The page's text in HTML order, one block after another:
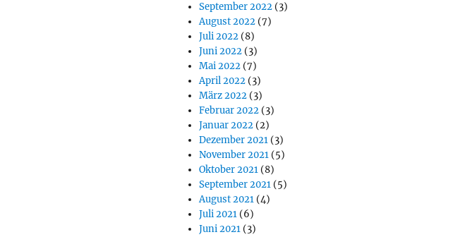
September 2022 (3)
August 2022 (7)
Juli 2022 (8)
Juni 2022 (3)
Mai 2022 (7)
April 2022 (3)
März 2022 (3)
Februar 2022 (3)
Januar 2022 (2)
Dezember 2021 (3)
November 2021 (5)
Oktober 2021 (8)
September 2021 (5)
August 2021 (4)
Juli 2021 (6)
Juni 2021 (3)